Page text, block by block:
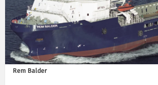
Rem Balder